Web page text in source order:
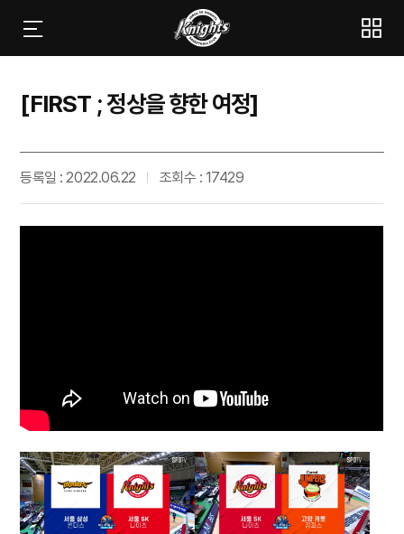
[FIRST ; 정상을 향한 여정]
등록일 : 2022.06.22 조회수 : 17429